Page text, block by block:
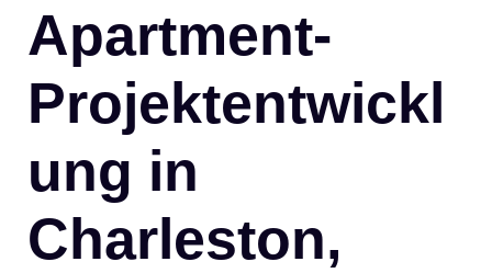
Apartment-
Projektentwickl
ung in
Charleston,